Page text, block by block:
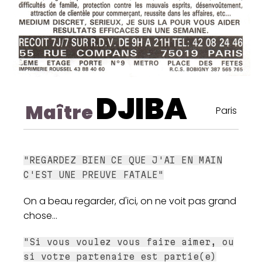
MaîtreDJIBA Paris
"REGARDEZ BIEN CE QUE J'AI EN MAIN
C'EST UNE PREUVE FATALE"
On a beau regarder, d'ici, on ne voit pas grand
chose...
"Si vous voulez vous faire aimer, ou
si votre partenaire est partie(e)